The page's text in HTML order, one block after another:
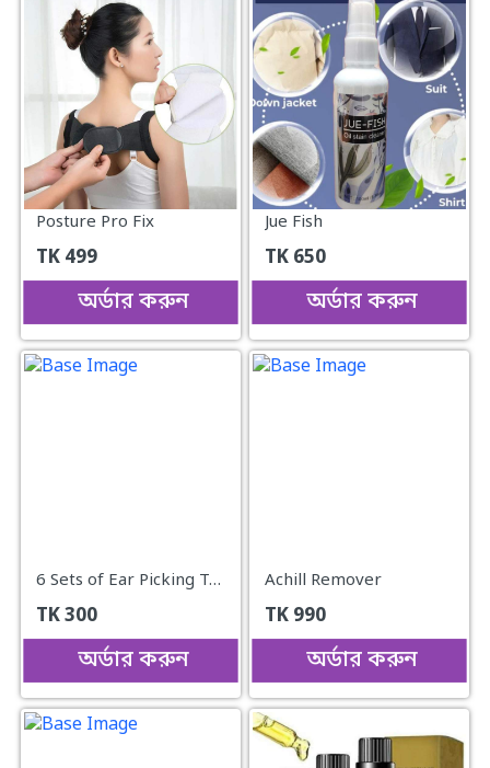
Posture Pro Fix
TK 499
অর্ডার করুন
Jue Fish
TK 650
অর্ডার করুন
6 Sets of Ear Picking Tools
TK300
অর্ডার করুন
Achill Remover
TK 990
অর্ডার করুন